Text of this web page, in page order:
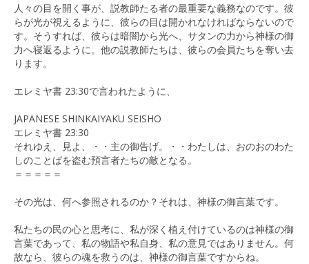
人々の目を開く事が、説教師たる者の最重要な義務なのです。彼
らが光が視えるように、彼らの目は開かれなければならないので
す。そうすれば、彼らは暗闇から光へ、サタンの力から神様の御
力へ寝返るように。他の説教師たちは、彼らの会員たちを奪い去
ります。
エレミヤ書 23:30で言われたように、
JAPANESE SHINKAIYAKU SEISHO
エレミヤ書 23:30
それゆえ、見よ、・・主の御告げ。・・わたしは、おのおのわた
しのことばを盗む預言者たちの敵となる。
＝＝＝＝＝
その光は、何へ参照されるのか？それは、神様の御言葉です。
私たちの民の心と思考に、私が深く植え付けているのは神様の御
言葉であって、私の物語や私自身、私の意見ではありません。何
故なら、彼らの魂を救うのは、神様の御言葉ですからね。